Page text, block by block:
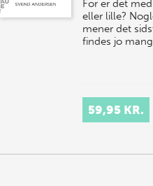
For er det
eller lille?
mener det
findes jo
59,95 KR.